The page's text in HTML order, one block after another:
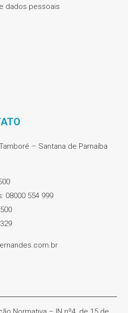
dados pessoais
– Santana de Parnaíba
08000 554 999